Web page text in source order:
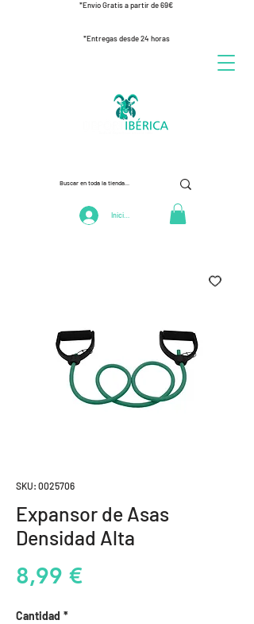
*Envío Gratis a partir de 69€
*Entregas desde 24 horas
Iniciar Sesión
SKU: 0025706
Expansor de Asas
Densidad Alta
8,99 €Precio
Cantidad *